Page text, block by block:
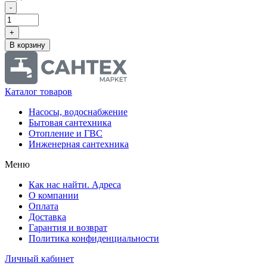
-
+
В корзину
Каталог товаров
Насосы, водоснабжение
Бытовая сантехника
Отопление и ГВС
Инженерная сантехника
Меню
Как нас найти. Адреса
О компании
Оплата
Доставка
Гарантия и возврат
Политика конфиденциальности
Личный кабинет